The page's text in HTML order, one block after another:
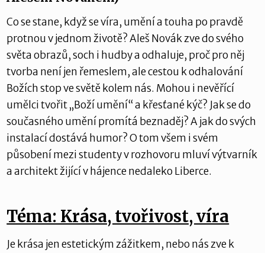
Co se stane, když se víra, umění a touha po pravdě
protnou v jednom životě? Aleš Novák zve do svého
světa obrazů, soch i hudby a odhaluje, proč pro něj
tvorba není jen řemeslem, ale cestou k odhalování
Božích stop ve světě kolem nás. Mohou i nevěřící
umělci tvořit „Boží umění“ a křesťané kýč? Jak se do
současného umění promítá beznaděj? A jak do svých
instalací dostává humor? O tom všem i svém
působení mezi studenty v rozhovoru mluví výtvarník
a architekt žijící v hájence nedaleko Liberce.
Téma: Krása, tvořivost, víra
Je krása jen estetickým zážitkem, nebo nás zve k